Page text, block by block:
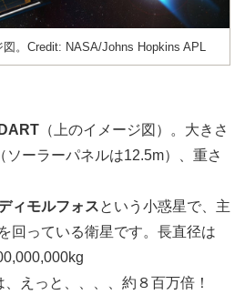
。Credit: NASA/Johns Hopkins APL
（上のイメージ図）。大きさ
ソーラーパネルは12.5m）、重さ
ィモルフォスという小惑星で、主
回っている衛星です。長直径は
えっと、、、、約８百万倍！